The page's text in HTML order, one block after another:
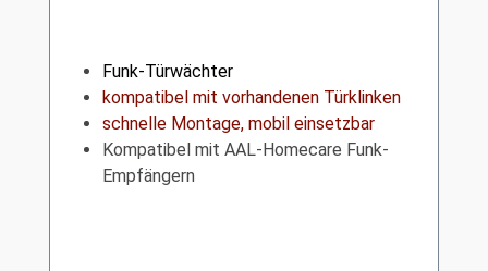
Funk-Türwächter
kompatibel mit vorhandenen Türklinken
schnelle Montage, mobil einsetzbar
Kompatibel mit AAL-Homecare Funk-
Empfängern